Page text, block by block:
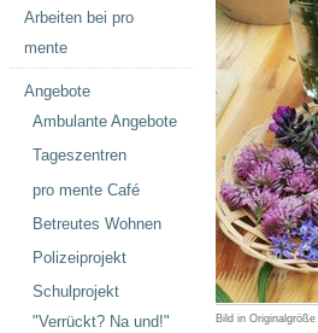
Bild in Originalgröße
Arbeiten bei pro
mente
Angebote
Ambulante Angebote
Tageszentren
pro mente Café
Betreutes Wohnen
Polizeiprojekt
Schulprojekt
"Verrückt? Na und!"